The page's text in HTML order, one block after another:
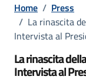
Home / Press
/ La rinascita
Intervista al
La rinascita
Intervista al